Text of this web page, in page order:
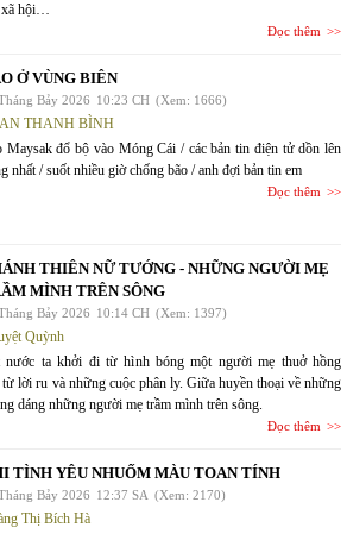
xã hội…
Đọc thêm
Ở VÙNG BIÊN
Bảy 2026 10:23 CH (Xem: 1666)
THANH BÌNH
Maysak đổ bộ vào Móng Cái / các bản tin điện tử dồn lên
nhất / suốt nhiều giờ chống bão / anh đợi bản tin em
Đọc thêm
THIÊN NỮ TƯỚNG - NHỮNG NGƯỜI MẸ
MÌNH TRÊN SÔNG
Bảy 2026 10:14 CH (Xem: 1397)
Quỳnh
nước ta khởi đi từ hình bóng một người mẹ thuở hồng
lời ru và những cuộc phân ly. Giữa huyền thoại về những
dáng những người mẹ trầm mình trên sông.
Đọc thêm
TÌNH YÊU NHUỐM MÀU TOAN TÍNH
Bảy 2026 12:37 SA (Xem: 2170)
Thị Bích Hà